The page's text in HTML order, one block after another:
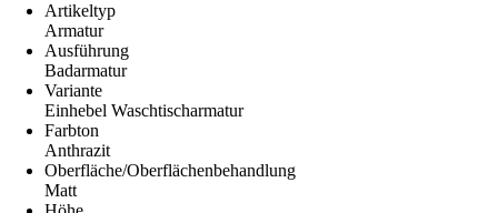
Artikeltyp
Armatur
Ausführung
Badarmatur
Variante
Einhebel Waschtischarmatur
Farbton
Anthrazit
Oberfläche/Oberflächenbehandlung
Matt